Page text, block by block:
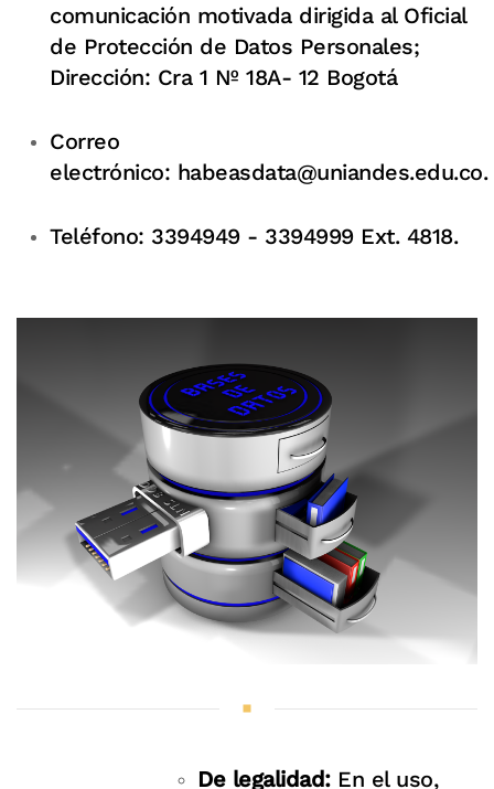
comunicación motivada dirigida al Oficial
de Protección de Datos Personales;
Dirección: Cra 1 Nº 18A- 12 Bogotá
Correo
electrónico: habeasdata@uniandes.edu.co.
Teléfono: 3394949 - 3394999 Ext. 4818.
De legalidad:En el uso,